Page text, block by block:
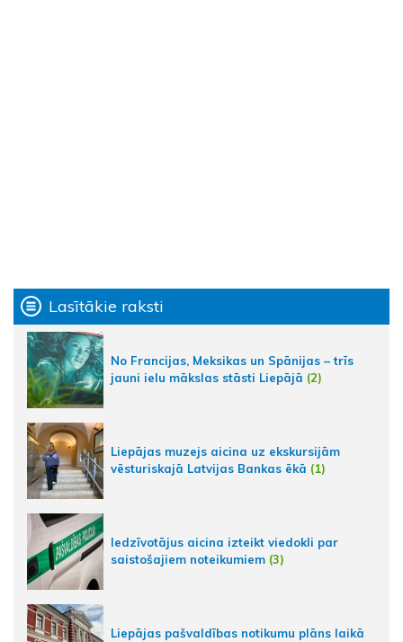
Lasītākie raksti
No Francijas, Meksikas un Spānijas – trīs
jauni ielu mākslas stāsti Liepājā (2)
Liepājas muzejs aicina uz ekskursijām
vēsturiskajā Latvijas Bankas ēkā (1)
Iedzīvotājus aicina izteikt viedokli par
saistošajiem noteikumiem (3)
Liepājas pašvaldības notikumu plāns laikā